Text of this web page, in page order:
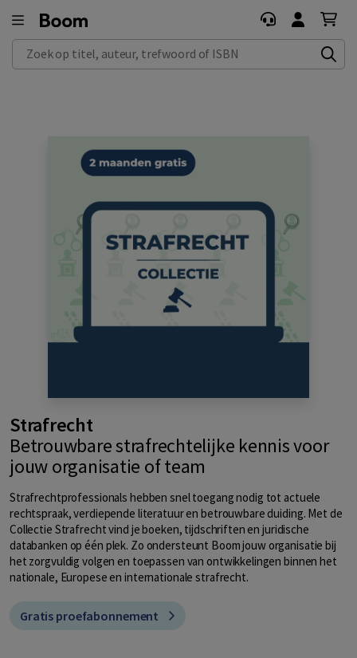
Zoek op titel, auteur, trefwoord of ISBN
Strafrecht
Betrouwbare strafrechtelijke kennis voor
jouw organisatie of team
Strafrechtprofessionals hebben snel toegang nodig tot actuele
rechtspraak, verdiepende literatuur en betrouwbare duiding. Met de
Collectie Strafrecht vind je boeken, tijdschriften en juridische
databanken op één plek. Zo ondersteunt Boom jouw organisatie bij
het zorgvuldig volgen en toepassen van ontwikkelingen binnen het
nationale, Europese en internationale strafrecht.
Gratis proefabonnement